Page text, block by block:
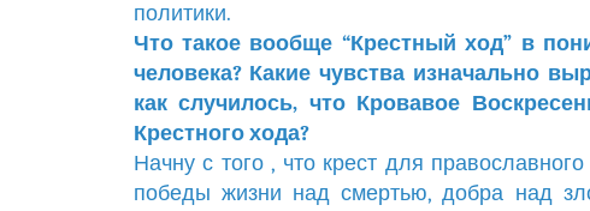
политики.
Что такое вообще “Крестный ход” в
человека? Какие чувства изначально
как случилось, что Кровавое
Крестного хода?
Начну с того , что крест для
победы жизни над смертью, добра над